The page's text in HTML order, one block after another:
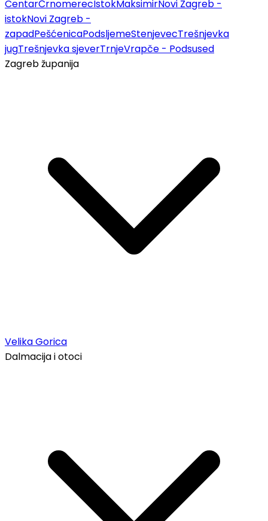
CentarČrnomerecIstokMaksimirNovi Zagreb -
istokNovi Zagreb -
zapadPešćenicaPodsljemeStenjevecTrešnjevka
jugTrešnjevka sjeverTrnjeVrapče - Podsused
Zagreb županija
Velika Gorica
Dalmacija i otoci